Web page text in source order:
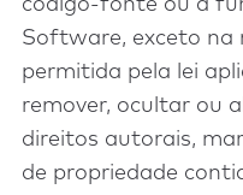
código-fonte ou a
Software, exceto na
permitida pela lei
remover, ocultar ou
direitos autorais,
de propriedade